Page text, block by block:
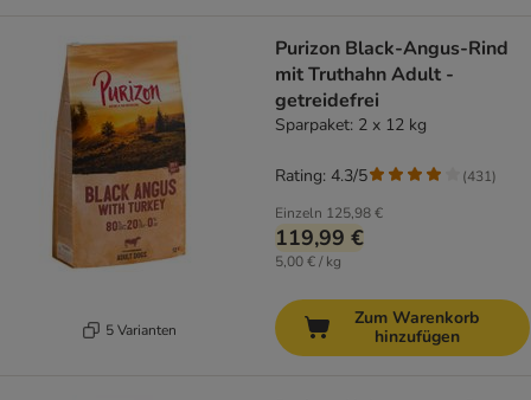
5 Varianten
Purizon Black-Angus-Rind
mit Truthahn Adult -
getreidefrei
Sparpaket: 2 x 12 kg
Einzeln 125,98 €
119,99 €
5,00 € / kg
Rating: 4.3/5 (431)
Zum Warenkorb
hinzufügen